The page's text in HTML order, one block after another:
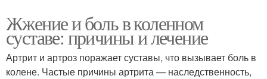
Жжение и боль в коленном
суставе: причины и лечение
Артрит и артроз поражает суставы, что вызывает боль в
колене. Частые причины артрита — наследственность,